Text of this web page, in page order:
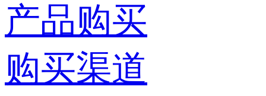
产品购买
购买渠道